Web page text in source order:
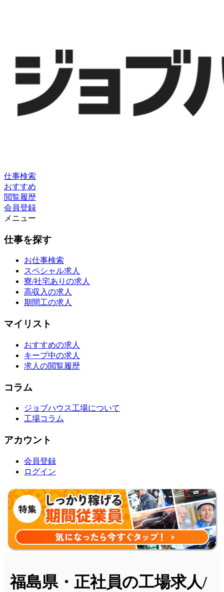
仕事検索
おすすめ
閲覧履歴
会員登録
メニュー
仕事を探す
お仕事検索
スペシャル求人
寮/社宅ありの求人
高収入の求人
期間工の求人
マイリスト
おすすめの求人
キープ中の求人
求人の閲覧履歴
コラム
ジョブハウス工場について
工場コラム
アカウント
会員登録
ログイン
福島県・正社員の工場求人/